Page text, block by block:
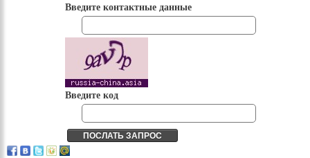
Введите контактные данные
Введите код